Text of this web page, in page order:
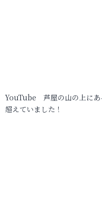
YouTube 芦屋の山の上にあ
超えていました！